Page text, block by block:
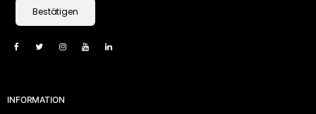
Bestätigen
INFORMATION